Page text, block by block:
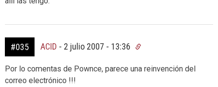
#035 ACID - 2 julio 2007 - 13:36
Por lo comentas de Pownce, parece una reinvención del
correo electrónico !!!